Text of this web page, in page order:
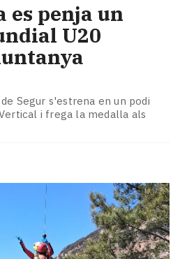
es penja un
U20
Segur s'estrena en un podi
i frega la medalla als